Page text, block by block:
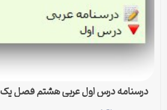
درسنامه درس اول عربی هشتم فصل یک